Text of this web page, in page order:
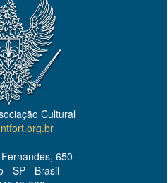
Cultural
650
- SP - Brasil